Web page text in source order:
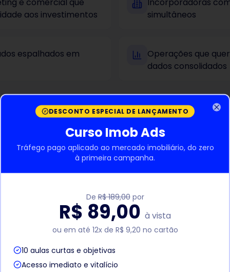
aos investimentos
simultâneos
espalhados em
Operações que
dados consolidados
no processo
DESCONTO ESPECIAL DE LANÇAMENTO
Curso Imob Ads
Tráfego pago aplicado ao mercado imobiliário, do zero
à primeira campanha.
DeR$ 189,00por
R$ 89,00 à vista
ou em até 12x de R$ 9,20 no cartão
10 aulas curtas e objetivas
Acesso imediato e vitalício